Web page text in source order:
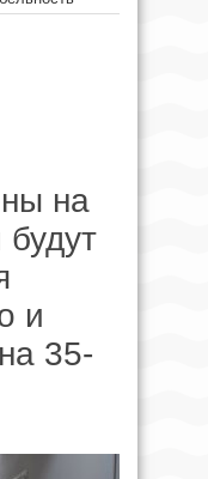
на
будут
и
35-